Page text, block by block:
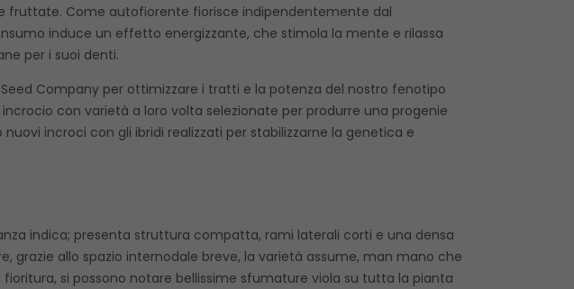
fruttate. Come autofiorente fiorisce indipendentemente dal
induce un effetto energizzante, che stimola la mente e rilassa
per i suoi denti.
Company per ottimizzare i tratti e la potenza del nostro fenotipo
con varietà a loro volta selezionate per produrre una progenie
incroci con gli ibridi realizzati per stabilizzarne la genetica e
indica; presenta struttura compatta, rami laterali corti e una densa
grazie allo spazio internodale breve, la varietà assume, man mano che
si possono notare bellissime sfumature viola su tutta la pianta